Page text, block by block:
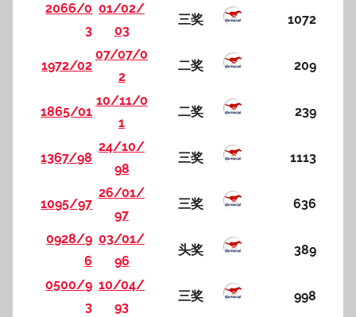
2066/0
3
01/02/
03
三奖 1072
1972/02
07/07/0
2
二奖 209
1865/01
10/11/0
1
二奖 239
1367/98
24/10/
98
三奖 1113
1095/97
26/01/
97
三奖 636
0928/9
6
03/01/
96
头奖 389
0500/9
3
10/04/
93
三奖 998